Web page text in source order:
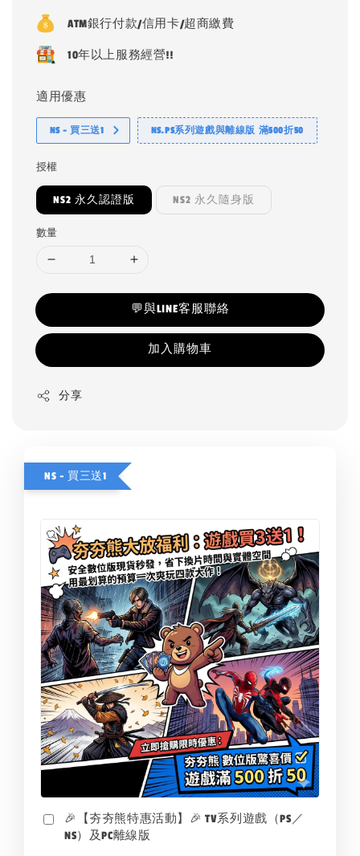
ATM銀行付款/信用卡/超商繳費
10年以上服務經營!!
適用優惠
NS - 買三送1 NS.PS系列遊戲與離線版 滿500折50
授權
NS2 永久認證版 NS2 永久隨身版
數量
💬與LINE客服聯絡
加入購物車
分享
NS - 買三送1
🎉【夯夯熊特惠活動】🎉 TV系列遊戲（PS／
NS）及PC離線版